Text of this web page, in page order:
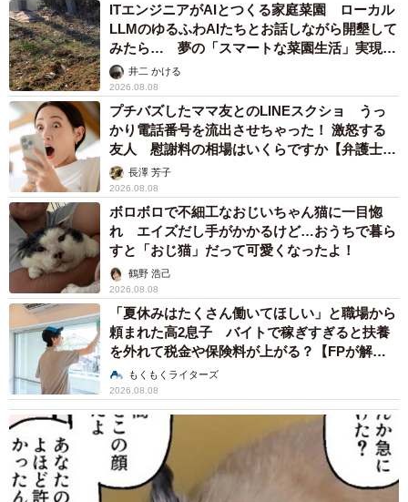
ITエンジニアがAIとつくる家庭菜園 ローカル
LLMのゆるふわAIたちとお話しながら開墾して
みたら… 夢の「スマートな菜園生活」実現な
るか井二 かける
2026.08.08
プチバズしたママ友とのLINEスクショ うっ
かり電話番号を流出させちゃった！ 激怒する
友人 慰謝料の相場はいくらですか【弁護士が
解説】長澤 芳子
2026.08.08
ボロボロで不細工なおじいちゃん猫に一目惚
れ エイズだし手がかかるけど…おうちで暮ら
すと「おじ猫」だって可愛くなったよ！
鶴野 浩己
2026.08.08
「夏休みはたくさん働いてほしい」と職場から
頼まれた高2息子 バイトで稼ぎすぎると扶養
を外れて税金や保険料が上がる？【FPが解
説】もくもくライターズ
2026.08.08